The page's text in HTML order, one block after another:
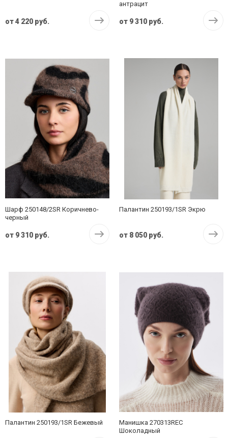
от4 220 руб.
антрацит
от 9 310 руб.
Шарф 250148/2SR Коричнево-
черный
от 9 310 руб.
Палантин 250193/1SR Экрю
от 8 050 руб.
Палантин 250193/1SR Бежевый
Манишка 270313REC
Шоколадный